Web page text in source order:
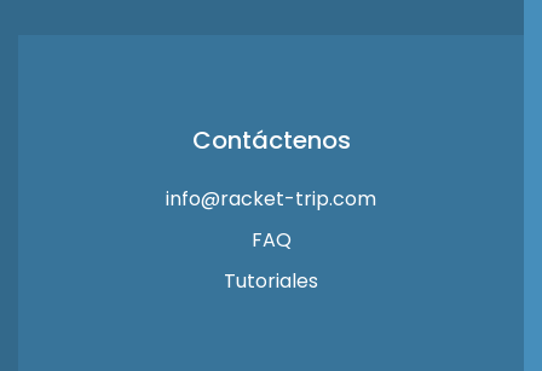
Contáctenos
info@racket-trip.com
FAQ
Tutoriales